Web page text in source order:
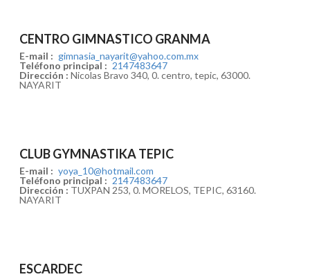
CENTRO GIMNASTICO GRANMA
E-mail : gimnasia_nayarit@yahoo.com.mx
Teléfono principal : 2147483647
Dirección : Nicolas Bravo 340, 0. centro, tepic, 63000.
NAYARIT
CLUB GYMNASTIKA TEPIC
E-mail : yoya_10@hotmail.com
Teléfono principal : 2147483647
Dirección : TUXPAN 253, 0. MORELOS, TEPIC, 63160.
NAYARIT
ESCARDEC